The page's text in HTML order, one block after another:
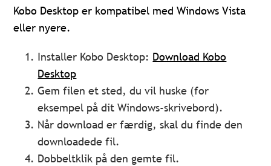
Kobo Desktop er kompatibel med Windows Vista
eller nyere.
Installer Kobo Desktop: Download Kobo
Desktop
Gem filen et sted, du vil huske (for
eksempel på dit Windows-skrivebord).
Når download er færdig, skal du finde den
downloadede fil.
Dobbeltklik på den gemte fil.